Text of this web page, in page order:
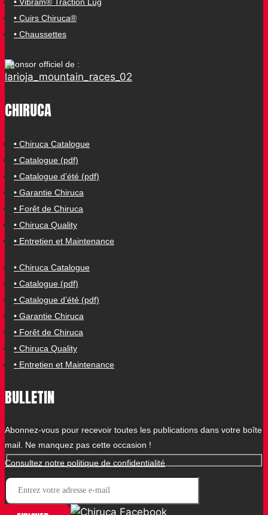
• Vibram® Traction Lug
• Cuirs Chiruca®
• Chaussettes
Sponsor officiel de :
CHIRUCA
• Chiruca Catalogue
• Catalogue (pdf)
• Catalogue d’été (pdf)
• Garantie Chiruca
• Forêt de Chiruca
• Chiruca Quality
• Entretien et Maintenance
• Chiruca Catalogue
• Catalogue (pdf)
• Catalogue d’été (pdf)
• Garantie Chiruca
• Forêt de Chiruca
• Chiruca Quality
• Entretien et Maintenance
BULLETIN
Abonnez-vous pour recevoir toutes les publications dans votre boîte
mail. Ne manquez pas cette occasion !
Consultez notre politique de confidentialité